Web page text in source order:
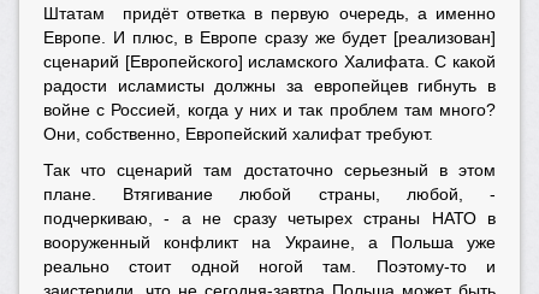
Штатам придёт ответка в первую очередь, а именно
Европе. И плюс, в Европе сразу же будет [реализован]
сценарий [Европейского] исламского Халифата. С какой
радости исламисты должны за европейцев гибнуть в
войне с Россией, когда у них и так проблем там много?
Они, собственно, Европейский халифат требуют.
Так что сценарий там достаточно серьезный в этом
плане. Втягивание любой страны, любой, -
подчеркиваю, - а не сразу четырех страны НАТО в
вооруженный конфликт на Украине, а Польша уже
реально стоит одной ногой там. Поэтому-то и